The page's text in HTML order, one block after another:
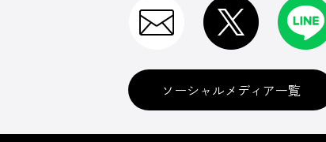
ソーシャルメディア一覧